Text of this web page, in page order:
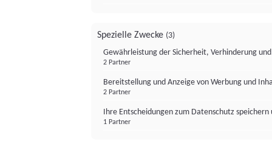
Spezielle Zwecke (3)
Gewährleistung der Sicherheit, Verhinderung
2 Partner
Bereitstellung und Anzeige von Werbung und
2 Partner
Ihre Entscheidungen zum Datenschutz
1 Partner